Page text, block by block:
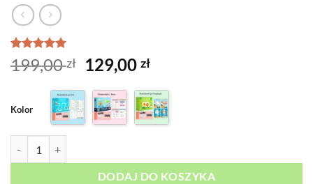
Oceniony5
na 5 na
2
klientów
199,00zł
Pierwotna
cena
wynosiła:
199,00 zł.
129,00złAktualna
wynosi:
129,00 zł.
Kolor
DODAJ DO KOSZYKA